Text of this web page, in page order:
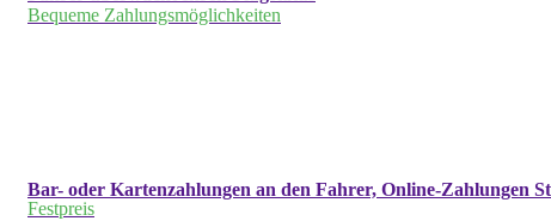
Bequeme Zahlungsmöglichkeiten
Bar- oder Kartenzahlungen an den Fahrer, Online-Zahlungen
Festpreis